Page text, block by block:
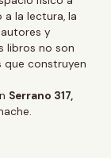
a la lectura, la
y
libros no son
que construyen
Serrano 317,